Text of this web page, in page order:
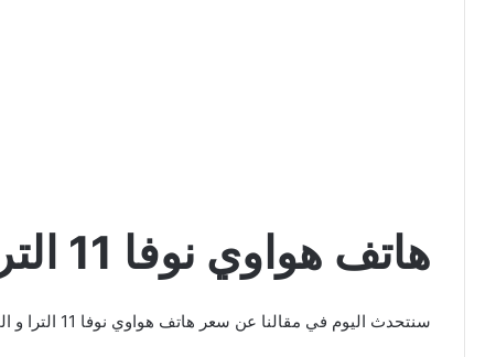
هاتف هواوي نوفا 11 الترا
سنتحدث اليوم في مقالنا عن سعر هاتف هواوي نوفا 11 الترا و المواصفات العامة له تابع معنا القراءة.